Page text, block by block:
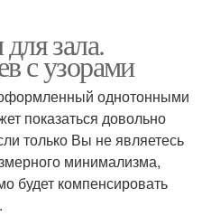
зала.
с узорами
однотонными
показаться довольно
только Вы не являетесь
минимализма,
будет компенсировать